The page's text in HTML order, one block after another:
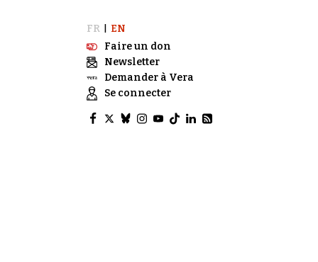
FR
EN
Faire un don
Newsletter
Demander à Vera
Se connecter